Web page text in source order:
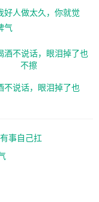
好人做太久，你就觉
气
不说话，眼泪掉了也
事自己扛